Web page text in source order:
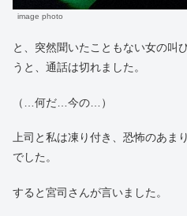
image photo
と、突然聞いたこともない女の叫
うと、通話は切れました。
（…何だ…今の…）
上司と私は凍り付き、恐怖のあま
でした。
すると宮司さんが言いました。